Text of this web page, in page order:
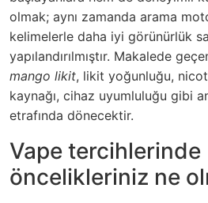
olmak; aynı zamanda arama
kelimelerle daha iyi görünürlük
yapılandırılmıştır. Makalede
mango likit, likit yoğunluğu,
kaynağı, cihaz uyumluluğu gibi
etrafında dönecektir.
Vape tercihlerinde
öncelikleriniz ne